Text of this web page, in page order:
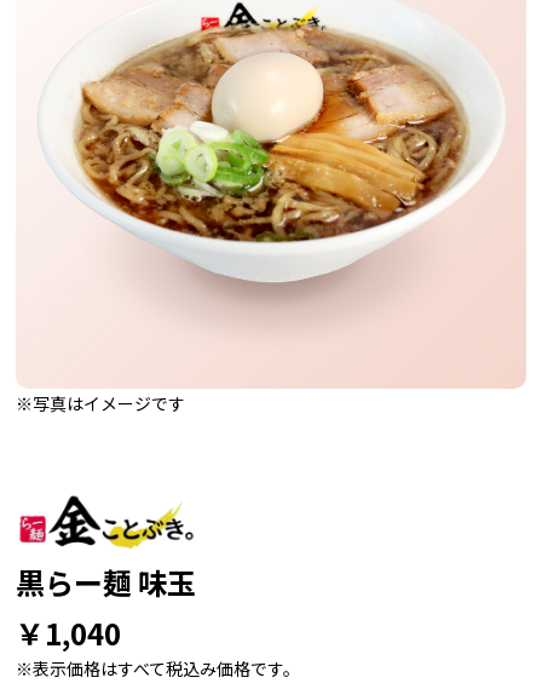
※写真はイメージです
黒らー麺 味玉
￥1,040
※表示価格はすべて税込み価格です。